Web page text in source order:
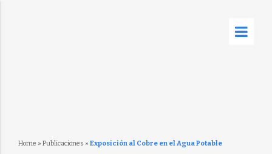
Home » Publicaciones » Exposición al Cobre en el Agua Potable